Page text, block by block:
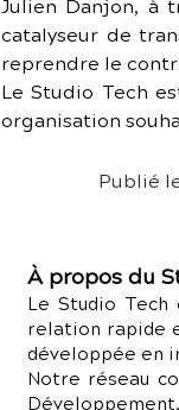
Julien Danjon, à
catalyseur de
reprendre le
Le Studio Tech
organisation
Publié
À propos du
Le Studio
relation rapide
développée en
Notre réseau